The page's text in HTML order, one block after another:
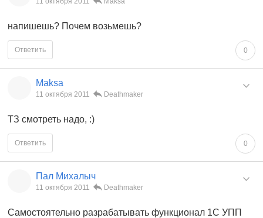
напишешь? Почем возьмешь?
0
Ответить
Maksa
11 октября 2011 Deathmaker
ТЗ смотреть надо, :)
0
Ответить
Пал Михалыч
11 октября 2011 Deathmaker
Самостоятельно разрабатывать функционал 1С УПП